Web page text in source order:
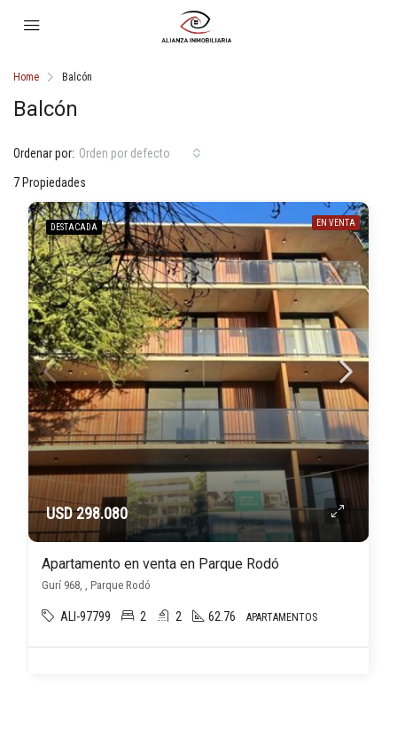
Home Balcón
Balcón
7 Propiedades
Ordenar por: Orden por defecto
DESTACADA EN VENTA
USD 298.080
Apartamento en venta en Parque Rodó
Gurí 968, , Parque Rodó
ALI-97799 2 2 62.76 APARTAMENTOS